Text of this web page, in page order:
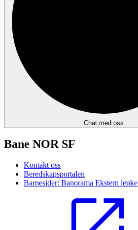
Chat med oss
Bane NOR SF
Kontakt oss
Beredskapsportalen
Barnesider: Banorama Ekstern lenke